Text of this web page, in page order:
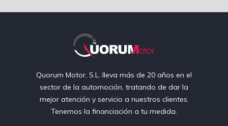
Quorum Motor, S.L. lleva más de 20 años en el
sector de la automoción, tratando de dar la
mejor atención y servicio a nuestros clientes.
Tenemos la financiación a tu medida.